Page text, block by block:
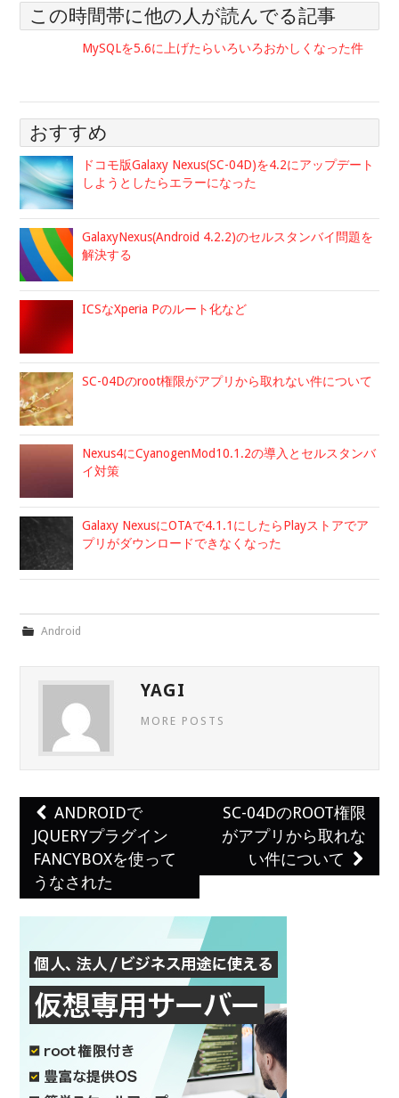
この時間帯に他の人が読んでる記事
MySQLを5.6に上げたらいろいろおかしくなった件
おすすめ
ドコモ版Galaxy Nexus(SC-04D)を4.2にアップデート
しようとしたらエラーになった
GalaxyNexus(Android 4.2.2)のセルスタンバイ問題を
解決する
ICSなXperia Pのルート化など
SC-04Dのroot権限がアプリから取れない件について
Nexus4にCyanogenMod10.1.2の導入とセルスタンバ
イ対策
Galaxy NexusにOTAで4.1.1にしたらPlayストアでア
プリがダウンロードできなくなった
Android
YAGI
MORE POSTS
Post navigation
ANDROIDで
JQUERYプラグイン
FANCYBOXを使って
うなされた
SC-04DのROOT権限
がアプリから取れな
い件について